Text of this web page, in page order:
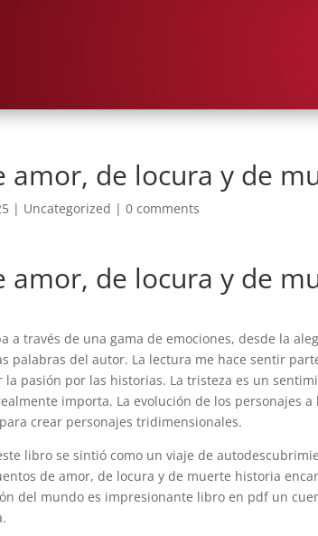
amor, de locura y de
| Uncategorized |0 comments
amor, de locura y de
a través de una gama de emociones, desde la
palabras del autor. La lectura me hace sentir
pasión por las historias. La tristeza es un
importa. La evolución de los personajes
crear personajes tridimensionales.
libro se sintió como un viaje de
de amor, de locura y de muerte historia
del mundo es impresionante libro en pdf un